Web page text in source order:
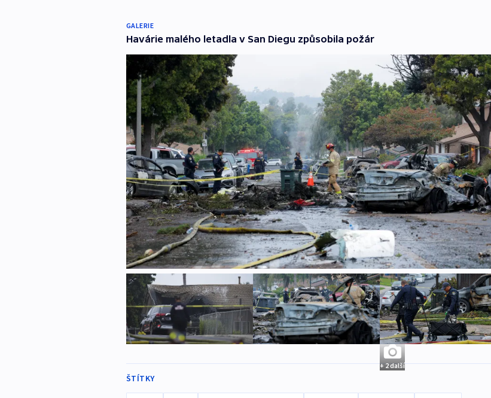
GALERIE
Havárie malého letadla v San Diegu způsobila požár
+ 2 další
ŠTÍTKY